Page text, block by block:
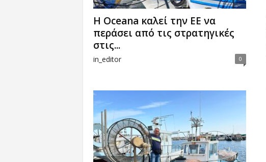
Η Oceana καλεί την ΕΕ να
περάσει από τις στρατηγικές
στις...
in_editor 0